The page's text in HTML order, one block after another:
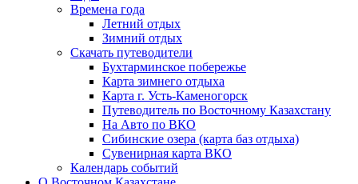
Времена года
Летний отдых
Зимний отдых
Скачать путеводители
Бухтарминское побережье
Карта зимнего отдыха
Карта г. Усть-Каменогорск
Путеводитель по Восточному Казахстану
На Авто по ВКО
Сибинские озера (карта баз отдыха)
Сувенирная карта ВКО
Календарь событий